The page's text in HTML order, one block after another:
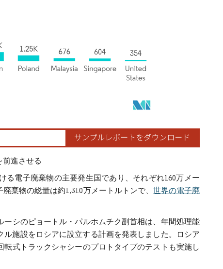
進させる
る電子廃棄物の主要発生国であり、それぞれ160万メー
棄物の総量は約1,310万メートルトンで、 世界の電子廃
シのピョートル・パルホムチク副首相は、年間処理能
ル施設をロシアに設立する計画を発表しました。ロシア
式トラックシャシーのプロトタイプのテストも実施し